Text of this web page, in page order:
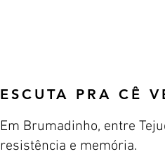
ESCUTA PRA CÊ
Em Brumadinho, entre
resistência e memória.